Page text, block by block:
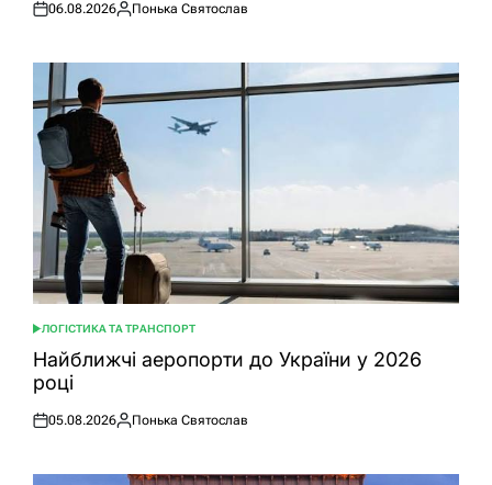
Оприлюднено
06.08.2026
Опубліковано
Понька Святослав
ОПУБЛІКУВАТИ
У
ЛОГІСТИКА ТА ТРАНСПОРТ
Найближчі аеропорти до України у 2026
році
Оприлюднено
05.08.2026
Опубліковано
Понька Святослав